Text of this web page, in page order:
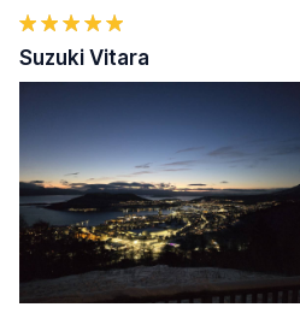
Suzuki Vitara